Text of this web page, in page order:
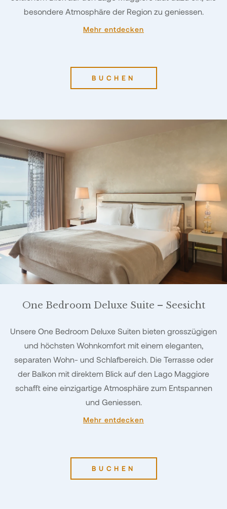
besondere Atmosphäre der Region zu geniessen.
Mehr entdecken
BUCHEN
One Bedroom Deluxe Suite – Seesicht
Unsere One Bedroom Deluxe Suiten bieten grosszügigen
und höchsten Wohnkomfort mit einem eleganten,
separaten Wohn- und Schlafbereich. Die Terrasse oder
der Balkon mit direktem Blick auf den Lago Maggiore
schafft eine einzigartige Atmosphäre zum Entspannen
und Geniessen.
Mehr entdecken
BUCHEN